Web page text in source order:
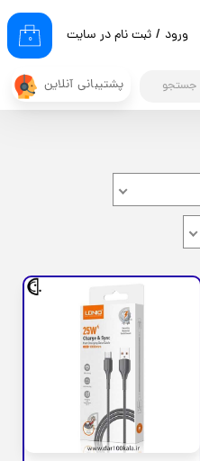
پشتیبانی آنلاین
جستجو
۰ ورود / ثبت نام در سایت